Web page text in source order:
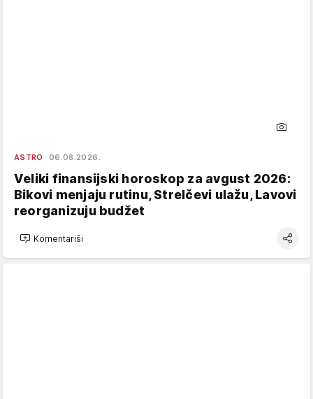
ASTRO 06.08.2026.
Veliki finansijski horoskop za avgust 2026:
Bikovi menjaju rutinu, Strelčevi ulažu, Lavovi
reorganizuju budžet
Komentariši